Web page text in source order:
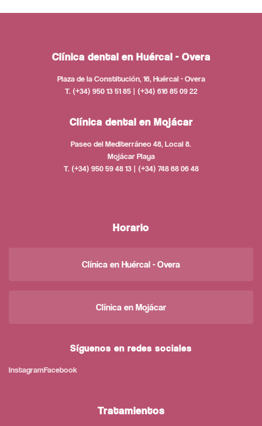
Clínica dental en Huércal - Overa
Plaza de la Constitución, 16, Huércal - Overa
T. (+34) 950 13 51 85 | (+34) 616 85 09 22
Clínica dental en Mojácar
Paseo del Mediterráneo 48, Local 8.
Mojácar Playa
T. (+34) 950 59 48 13 | (+34) 748 68 06 48
Horario
Clínica en Huércal - Overa
Clínica en Mojácar
Síguenos en redes sociales
InstagramFacebook
Tratamientos